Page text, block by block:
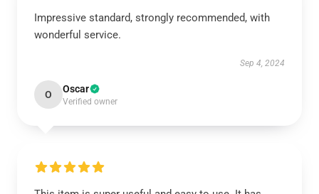
Impressive standard, strongly recommended, with
wonderful service.
Sep 4, 2024
O Oscar
Verified owner